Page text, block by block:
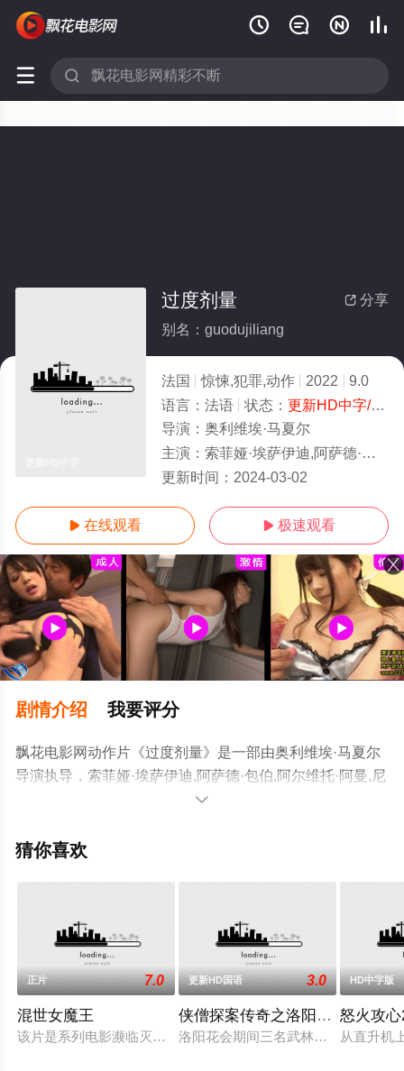
   
 
 分享
过度剂量
别名：guodujiliang
法国 惊悚,犯罪,动作 2022
9.0
语言： 法语 状态： 更新HD中字/高清
导演： 奥利维埃·马夏尔
主演： 索菲娅·埃萨伊迪,阿萨德·包伯,阿尔维托·阿曼,尼古拉·卡萨雷,Nassim,Lyes,布鲁诺·洛普斯,穆萨·曼斯莱,西蒙·阿布卡瑞安,佐
更新时间： 2024-03-02
 在线观看  极速观看
剧情介绍 我要评分
飘花电影网动作片《过度剂量》是一部由奥利维埃·马夏尔
导演执导，索菲娅·埃萨伊迪,阿萨德·包伯,阿尔维托·阿曼,尼
古拉·卡萨雷,Nassim,Lyes,布鲁诺·洛普斯,穆萨·曼斯莱,西蒙
演员精彩演绎的法国电影，手机免费观看高清无删减完整

猜你喜欢
正片 7.0
混世女魔王
该片是系列电影濒临灭绝之首部《混世女魔王》，将于2016年6
更新HD国语 3.0
侠僧探案传奇之洛阳花会
洛阳花会期间三名武林名士神秘死亡
HD中字版
怒火攻
从直升机